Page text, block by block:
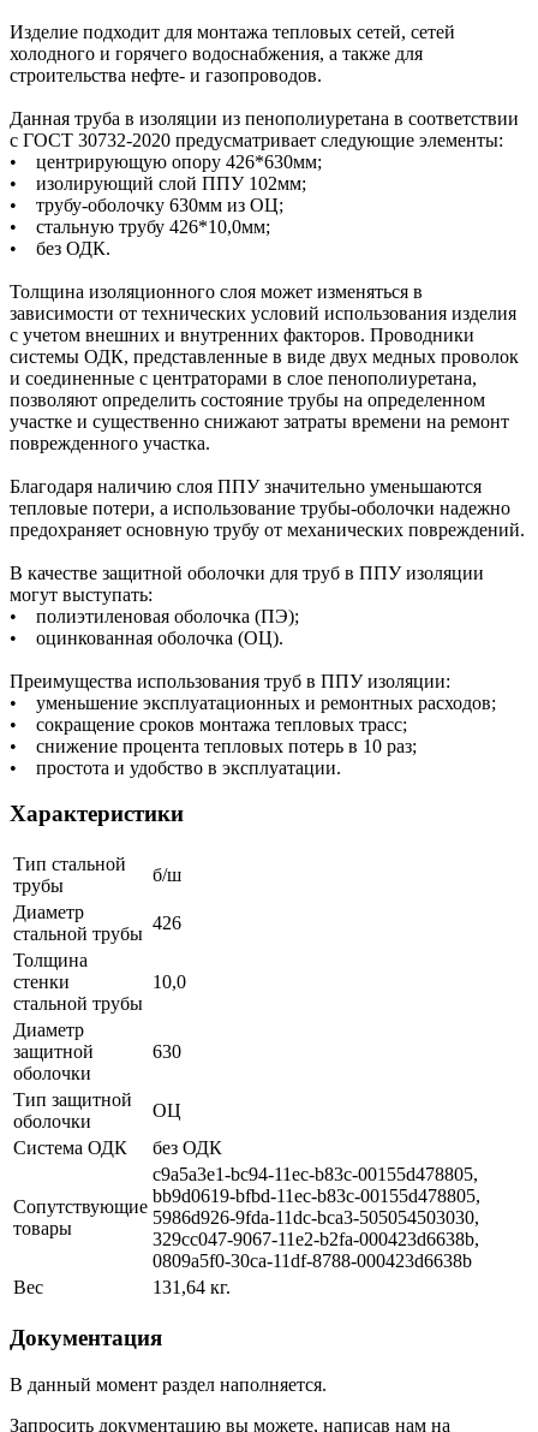
Изделие подходит для монтажа тепловых сетей, сетей
холодного и горячего водоснабжения, а также для
строительства нефте- и газопроводов.
Данная труба в изоляции из пенополиуретана в соответствии
с ГОСТ 30732-2020 предусматривает следующие элементы:
• центрирующую опору 426*630мм;
• изолирующий слой ППУ 102мм;
• трубу-оболочку 630мм из ОЦ;
• стальную трубу 426*10,0мм;
• без ОДК.
Толщина изоляционного слоя может изменяться в
зависимости от технических условий использования изделия
с учетом внешних и внутренних факторов. Проводники
системы ОДК, представленные в виде двух медных проволок
и соединенные с центраторами в слое пенополиуретана,
позволяют определить состояние трубы на определенном
участке и существенно снижают затраты времени на ремонт
поврежденного участка.
Благодаря наличию слоя ППУ значительно уменьшаются
тепловые потери, а использование трубы-оболочки надежно
предохраняет основную трубу от механических повреждений.
В качестве защитной оболочки для труб в ППУ изоляции
могут выступать:
• полиэтиленовая оболочка (ПЭ);
• оцинкованная оболочка (ОЦ).
Преимущества использования труб в ППУ изоляции:
• уменьшение эксплуатационных и ремонтных расходов;
• сокращение сроков монтажа тепловых трасс;
• снижение процента тепловых потерь в 10 раз;
• простота и удобство в эксплуатации.
Характеристики
Тип стальной
трубы
б/ш
Диаметр
стальной трубы
426
Толщина
стенки
стальной трубы
10,0
Диаметр
защитной
оболочки
630
Тип защитной
оболочки
ОЦ
Система ОДК
без ОДК
Сопутствующие
товары
c9a5a3e1-bc94-11ec-b83c-00155d478805,
bb9d0619-bfbd-11ec-b83c-00155d478805,
5986d926-9fda-11dc-bca3-505054503030,
329cc047-9067-11e2-b2fa-000423d6638b,
0809a5f0-30ca-11df-8788-000423d6638b
Вес
131,64 кг.
Документация
В данный момент раздел наполняется.
Запросить документацию вы можете, написав нам на